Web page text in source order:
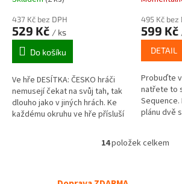
437 Kč bez DPH
529 Kč / ks
Do košíku
Ve hře DESÍTKA: ČESKO hráči
nemusejí čekat na svůj tah, tak
dlouho jako v jiných hrách. Ke
každému okruhu ve hře přísluší
495 Kč bez
599 Kč
DETAIL
Probuďte
natřete to
plánu dvě
pro...
O
14položek celkem